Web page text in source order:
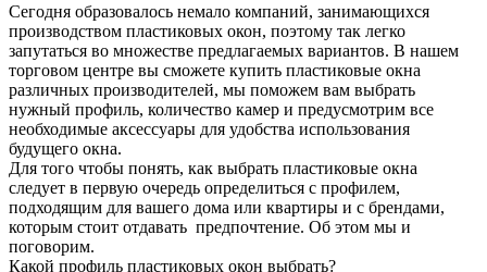
Сегодня образовалось немало компаний, занимающихся
производством пластиковых окон, поэтому так легко
запутаться во множестве предлагаемых вариантов. В нашем
торговом центре вы сможете купить пластиковые окна
различных производителей, мы поможем вам выбрать
нужный профиль, количество камер и предусмотрим все
необходимые аксессуары для удобства использования
будущего окна.
Для того чтобы понять, как выбрать пластиковые окна
следует в первую очередь определиться с профилем,
подходящим для вашего дома или квартиры и с брендами,
которым стоит отдавать предпочтение. Об этом мы и
поговорим.
Какой профиль пластиковых окон выбрать?